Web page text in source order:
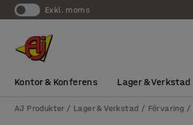
exkl. moms
Kontor & Konferens Lager & Verkstad
AJ Produkter Lager & Verkstad Förvaring